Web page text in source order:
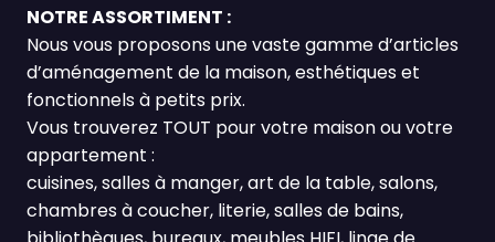
NOTRE ASSORTIMENT :
Nous vous proposons une vaste gamme d’articles
d’aménagement de la maison, esthétiques et
fonctionnels à petits prix.
Vous trouverez TOUT pour votre maison ou votre
appartement :
cuisines, salles à manger, art de la table, salons,
chambres à coucher, literie, salles de bains,